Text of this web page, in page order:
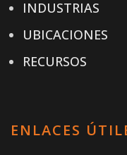
INDUSTRIAS
UBICACIONES
RECURSOS
ENLACES